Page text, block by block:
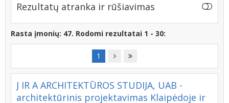
Rezultatų atranka ir rūšiavimas
Rasta įmonių: 47. Rodomi rezultatai 1 - 30:
1
J IR A ARCHITEKTŪROS STUDIJA, UAB -
architektūrinis projektavimas Klaipėdoje ir